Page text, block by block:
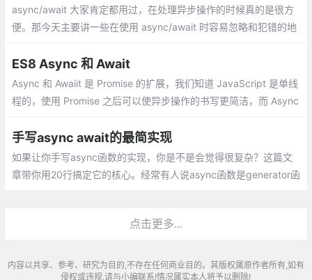
async/await 大家肯定都用过，在处理异步操作的时候真的是很方
便。那今天主要讲一些在使用 async/await 时容易忽略和犯错的地
行。
ES8 Async 和 Await
Async 和 Awaiit 是 Promise 的扩展，我们知道 JavaScript 是单线
程的，使用 Promise 之后可以使异步操作的书写更简洁，而 Async
手写async await的最简实现
如果让你手写async函数的实现，你是不是会觉得很复杂？这篇文
章带你用20行搞定它的核心。经常有人说async函数是generator函
点击更多...
内容以共享、参考、研究为目的,不存在任何商业目的。其版权属原作者所有,如有
侵权或违规,请与小编联系!情况属实本人将予以删除!